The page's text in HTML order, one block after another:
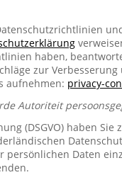
haben,
zur
aufnehmen: privacy-
Autoriteit
(DSGVO) haben
persönlichen Daten